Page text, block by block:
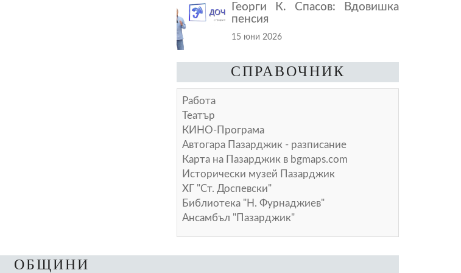
Георги К. Спасов: Вдовишка
пенсия
15 юни 2026
СПРАВОЧНИК
Работа
Театър
КИНО-Програма
Автогара Пазарджик - разписание
Карта на Пазарджик в bgmaps.com
Исторически музей Пазарджик
ХГ "Ст. Доспевски"
Библиотека "Н. Фурнаджиев"
Ансамбъл "Пазарджик"
ОБЩИНИ